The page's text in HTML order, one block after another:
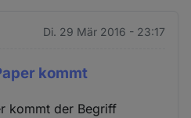
Di. 29 Mär 2016 - 23:17
kommt
kommt der Begriff